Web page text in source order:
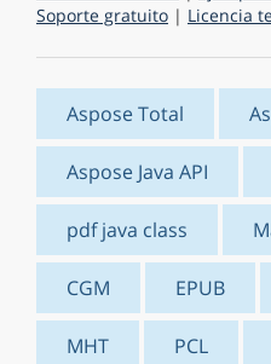
Soporte gratuito | Licencia
Aspose Total
Aspose Java API
pdf java class
CGM EPUB
MHT PCL